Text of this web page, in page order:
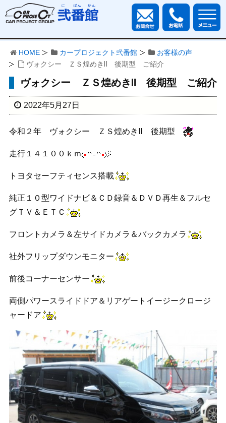
HOME カープロジェクト弐番館
お客様の声
ヴォクシー ＺＳ煌めきⅡ 後期型 ご紹介
ヴォクシー ＺＳ煌めきⅡ 後期型 ご紹介
2022年5月27日
令和２年 ヴォクシー ＺＳ煌めきⅡ 後期型
走行１４１００ｋｍ
トヨタセーフティセンス搭載
純正１０型ワイドナビ＆ＣＤ録音＆ＤＶＤ再生＆フルセ
グＴＶ＆ＥＴＣ
フロントカメラ＆左サイドカメラ＆バックカメラ
社外フリップダウンモニター
前後コーナーセンサー
両側パワースライドドア＆リアゲートイージークロージ
ャードア